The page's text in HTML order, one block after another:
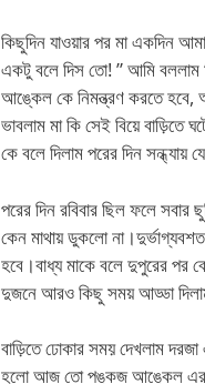
কিছুদিন যাওয়ার পর মা একদিন
একটু বলে দিস তো! ” আমি
আঙ্কেল কে নিমন্ত্রণ করতে হবে,
ভাবলাম মা কি সেই বিয়ে
কে বলে দিলাম পরের দিন সন্ধ্যায়
পরের দিন রবিবার ছিল ফলে
কেন মাথায় ডুকলো
হবে।বাধ্য মাকে বলে দুপুরের
দুজনে আরও কিছু সময় আড্ডা
বাড়িতে ঢোকার সময় দেখলাম
হলো আজ তো পঙ্কজ আঙ্কেল এর